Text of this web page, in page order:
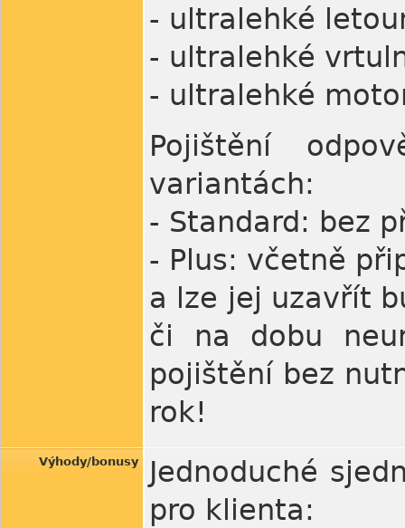
- ultralehké
- ultralehké
- ultralehké
Pojištění
variantách:
- Standard: bez
- Plus: včetně
a lze jej uzavřít
či na dobu
pojištění bez
rok!
Výhody/bonusy
Jednoduché
pro klienta: